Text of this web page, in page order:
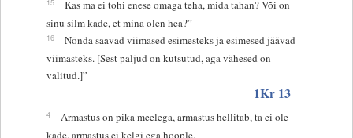
Kas ma ei tohi enese omaga teha, mida tahan? Või on
sinu silm kade, et mina olen hea?”
16
Nõnda saavad viimased esimesteks ja esimesed jäävad
viimasteks. [Sest paljud on kutsutud, aga vähesed on
valitud.]”
1Kr 13
4
Armastus on pika meelega, armastus hellitab, ta ei ole
kade, armastus ei kelgi ega hoople,